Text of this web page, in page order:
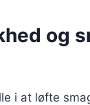
og
i at løfte